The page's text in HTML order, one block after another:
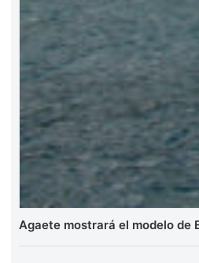
Agaete mostrará el modelo de